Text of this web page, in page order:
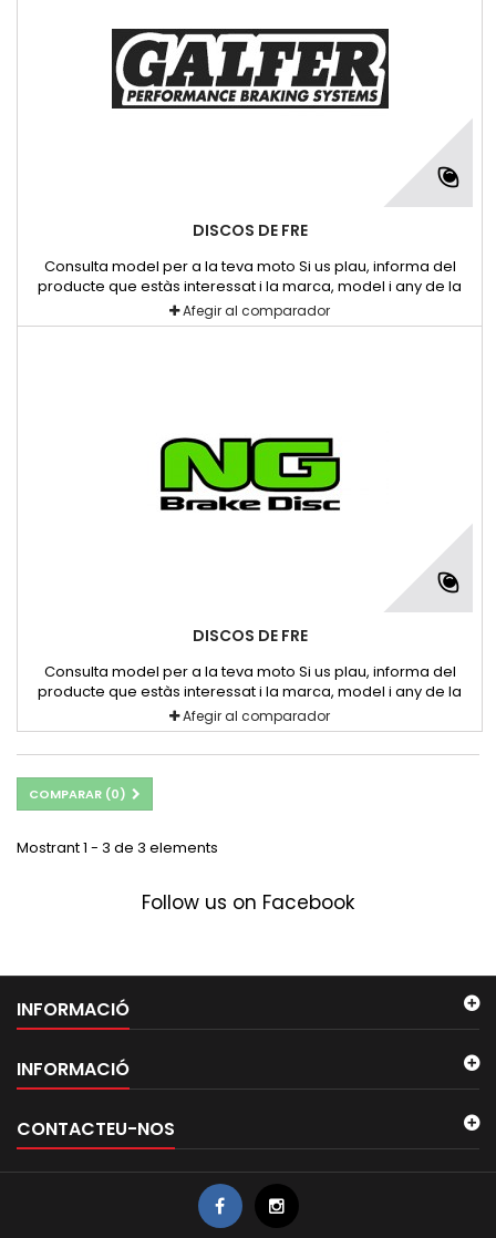
DISCOS DE FRE
Consulta model per a la teva moto Si us plau, informa del
producte que estàs interessat i la marca, model i any de la
teva moto.
Afegir al comparador
DISCOS DE FRE
Consulta model per a la teva moto Si us plau, informa del
producte que estàs interessat i la marca, model i any de la
teva moto.
Afegir al comparador
COMPARAR (0)
Mostrant 1 - 3 de 3 elements
Follow us on Facebook
INFORMACIÓ
INFORMACIÓ
CONTACTEU-NOS